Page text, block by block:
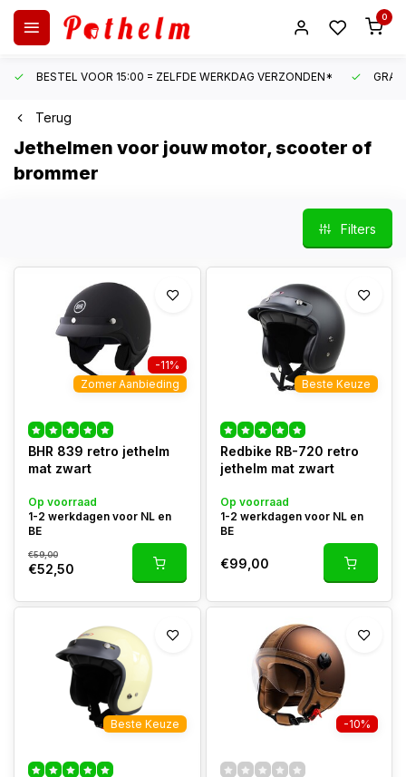
0
BESTEL VOOR 15:00 = ZELFDE WERKDAG VERZONDEN*
Terug
Jethelmen voor jouw motor, scooter of
brommer
Filters
-11%
Zomer Aanbieding
BHR 839 retro jethelm
mat zwart
Op voorraad
1-2 werkdagen voor NL en
BE
€59,00
€52,50
Beste Keuze
Redbike RB-720 retro
jethelm mat zwart
Op voorraad
1-2 werkdagen voor NL en
BE
€99,00
Beste Keuze -10%